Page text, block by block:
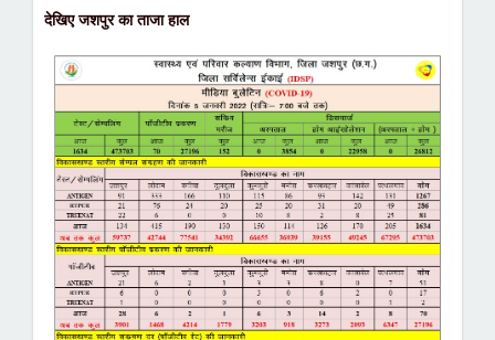
देखिए जशपुर का ताजा हाल